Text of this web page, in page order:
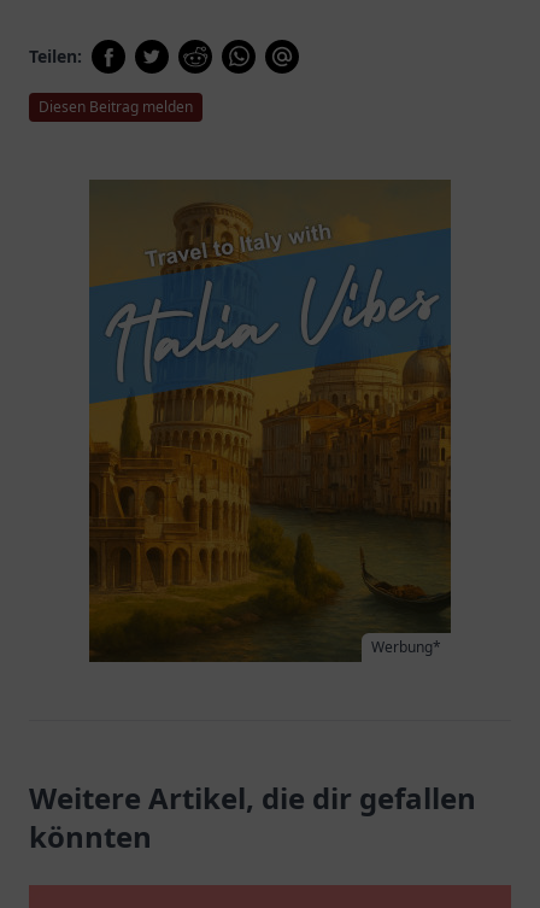
Teilen:
Diesen Beitrag melden
Werbung*
Weitere Artikel, die dir gefallen
könnten